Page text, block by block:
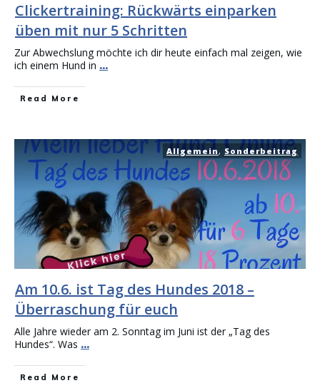
Clickertraining: Rückwärts einparken
üben mit nur 5 Schritten
Zur Abwechslung möchte ich dir heute einfach mal zeigen, wie
ich einem Hund in ...
Read More
Allgemein, Sonderbeitrag
Am 10.6. ist Tag des Hundes 2018 –
Überraschung für euch
Alle Jahre wieder am 2. Sonntag im Juni ist der „Tag des
Hundes“. Was ...
Read More